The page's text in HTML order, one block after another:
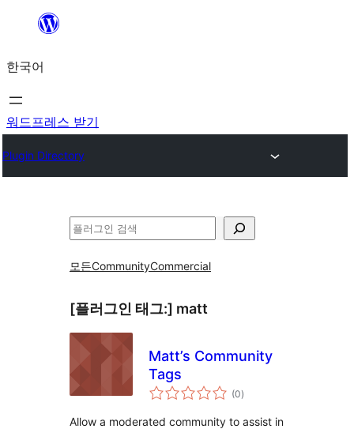
츠
로
바
가
한국어
워드프레스 받기
Plugin Directory
검
모든CommunityCommercial
[플러그인 태그:] matt
Matt’s Community
Tags
(0전
체
점
)
Allow a moderated community to assist in